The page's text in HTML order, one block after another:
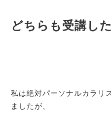
どちらも受講し
私は絶対パーソナルカラリ
ましたが、